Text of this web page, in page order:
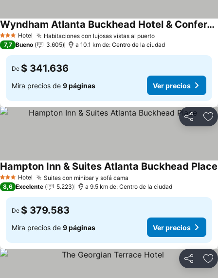
3 Estrellas
Hotel Habitaciones con lujosas vistas al puerto
Wyndham Atlanta Buckhead Hotel & Conference Center
7,7 Bueno 3.605 a 10.1 km de: Centro de la ciudad
De $ 341.636
Mira precios de 9 páginas Ver precios
Compartir
3 Estrellas
Hotel Suites con minibar y sofá cama
Hampton Inn & Suites Atlanta Buckhead Place
8,6 Excelente 5.223 a 9.5 km de: Centro de la ciudad
De $ 379.583
Mira precios de 9 páginas Ver precios
Compartir